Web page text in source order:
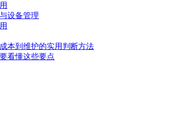
设备管理
本到维护的实用判断方法
看懂这些要点